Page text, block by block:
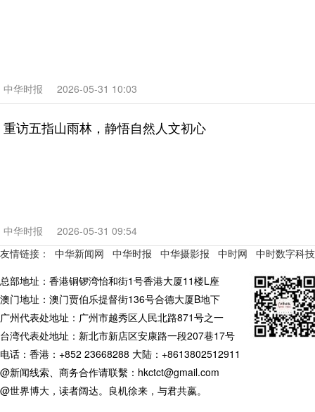
中华时报 2026-05-31 10:03
重访五指山雨林，静悟自然人文初心
中华时报
2026-05-31 09:54
友情链接：
中华新闻网 中华时报 中华摄影报 中时网
中时数字科技
总部地址：香港铜锣湾怡和街1号香港大厦11楼L座
澳门地址：澳门贾伯乐提督街136号合德大厦B地下
广州代表处地址：广州市越秀区人民北路871号之一
台湾代表处地址：新北市新店区安康路一段207巷17号
电话：香港：+852 23668288 大陆：+8613802512911
@新闻线索、商务合作请联繫：hkctct@gmail.com
@世界博大，读者阔达。良机徐来，与君共嬴。